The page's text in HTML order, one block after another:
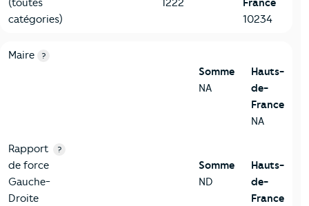
(toutes
catégories)
1222
France
10234
6-Politique
Critères
Maire ?
Somme
NA
Hauts-
de-
France
NA
Rapport
de force
Gauche-
Droite
?
Somme
ND
Hauts-
de-
France